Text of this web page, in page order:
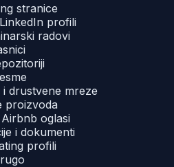
stranice
profili
radovi
drustvene mreze
proizvoda
oglasi
i dokumenti
profili